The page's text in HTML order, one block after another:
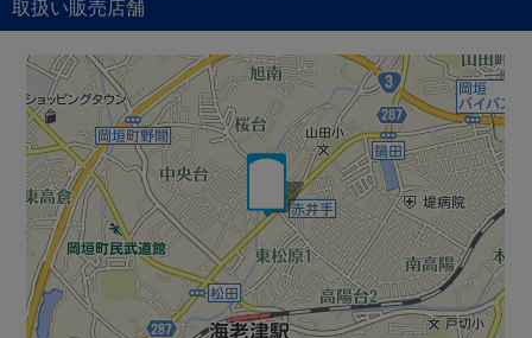
取扱い販売店舗